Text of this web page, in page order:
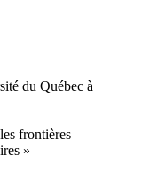
du Québec à
frontières
»